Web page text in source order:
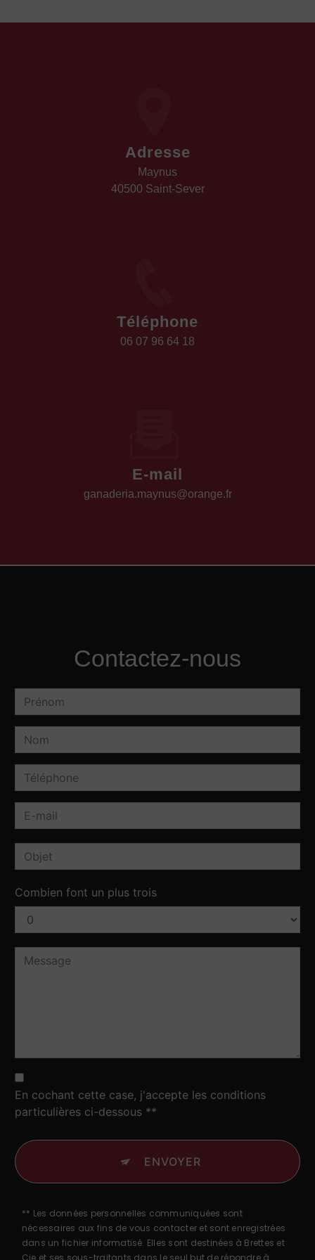
Adresse
Maynus
40500 Saint-Sever
Téléphone
06 07 96 64 18
E-mail
ganaderia.maynus@orange.fr
Contactez-nous
Combien font un plus trois
En cochant cette case, j'accepte les conditions
particulières ci-dessous **
ENVOYER
** Les données personnelles communiquées sont
nécessaires aux fins de vous contacter et sont enregistrées
dans un fichier informatisé. Elles sont destinées à Brettes et